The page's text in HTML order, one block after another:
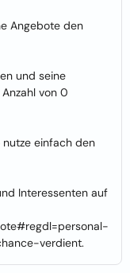
Angebote den
und seine
von 0
nutze einfach den
Interessenten auf
verdient.